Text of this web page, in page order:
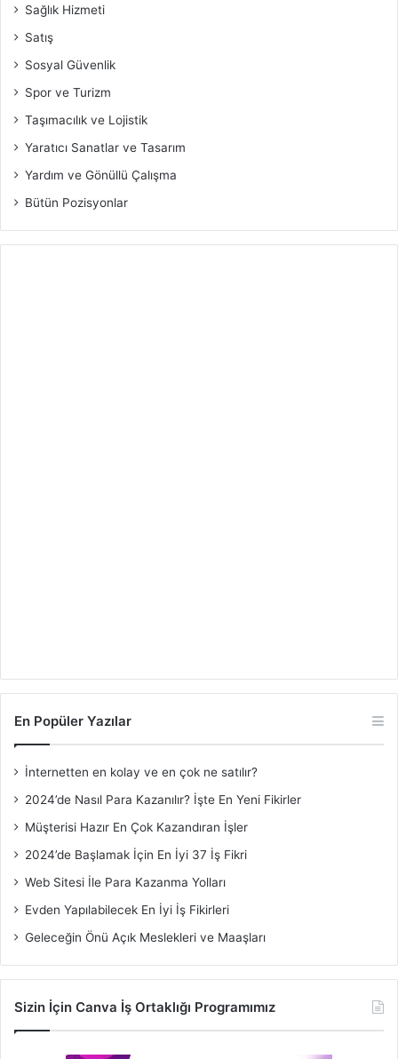
Sağlık Hizmeti
Satış
Sosyal Güvenlik
Spor ve Turizm
Taşımacılık ve Lojistik
Yaratıcı Sanatlar ve Tasarım
Yardım ve Gönüllü Çalışma
Bütün Pozisyonlar
En Popüler Yazılar
İnternetten en kolay ve en çok ne satılır?
2024’de Nasıl Para Kazanılır? İşte En Yeni Fikirler
Müşterisi Hazır En Çok Kazandıran İşler
2024’de Başlamak İçin En İyi 37 İş Fikri
Web Sitesi İle Para Kazanma Yolları
Evden Yapılabilecek En İyi İş Fikirleri
Geleceğin Önü Açık Meslekleri ve Maaşları
Sizin İçin Canva İş Ortaklığı Programımız